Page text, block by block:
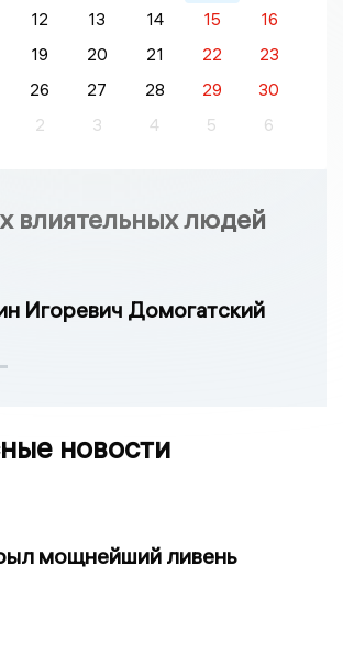
12 13 14 15
16
19 20 21 22
23
26 27 28 29
30
2 3 4 5 6
влиятельных людей
Игоревич Домогатский
новости
мощнейший ливень